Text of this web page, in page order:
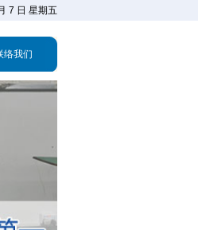
7 日 星期五
络我们